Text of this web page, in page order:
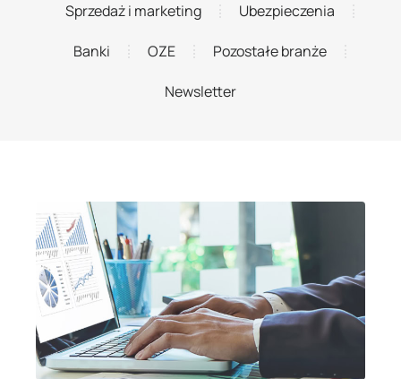
Sprzedaż i marketing Ubezpieczenia
Banki OZE Pozostałe branże
Newsletter